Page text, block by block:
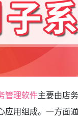
管理软件主要由店
应用组成。一方面